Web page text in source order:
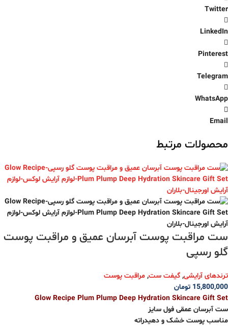
Twitter
LinkedIn
Pinterest
Telegram
WhatsApp
Email
محصولات مرتبط
ست مراقبت پوست آبرسان عمیق و مراقبت پوست
گلو رسپی
ترندهای آرایشی, گیفت ست, مراقبت پوست
15,800,000 تومان
Glow Recipe Plum Plump Deep Hydration Skincare Gift Set
ست آبرسان عمقی فول سایز
مناسب پوست خشک و دهیدراته